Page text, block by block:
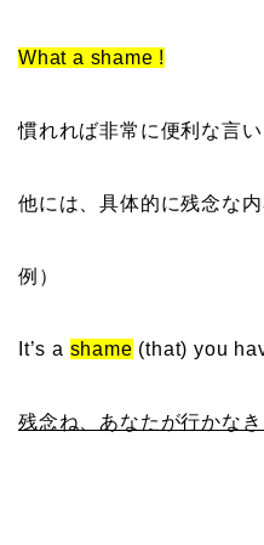
What a shame !
慣れれば非常に便利な言い
他には、具体的に残念な
例）
It’s a shame (that) you
残念ね、あなたが行かなき